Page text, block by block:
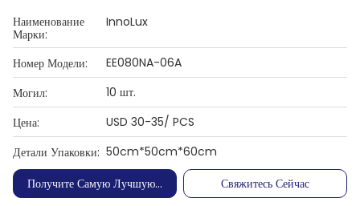
Наименование
Марки:
InnoLux
Номер Модели:
EE080NA-06A
Могил:
10 шт.
Цена:
USD 30-35/ PCS
Детали Упаковки: 50cm*50cm*60cm
Получите Самую Лучшую Цену
Свяжитесь Сейчас